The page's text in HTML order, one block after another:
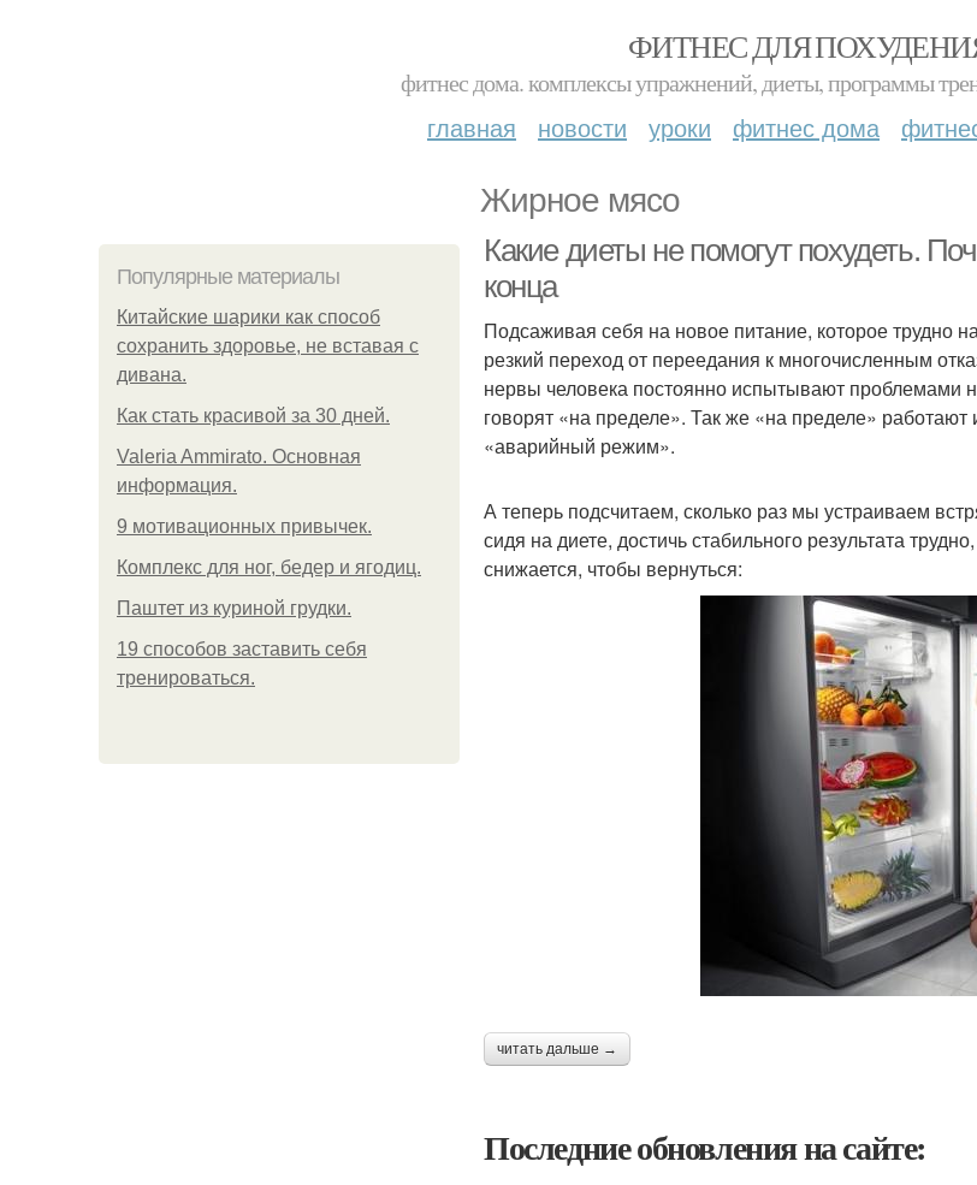
ФИТНЕС ДЛЯ
фитнес дома. комплексы упражнений, диеты, программы
главная новости уроки фитнес дома
Жирное мясо
Популярные материалы
Китайские шарики как способ
сохранить здоровье, не вставая с
дивана.
Как стать красивой за 30 дней.
Valeria Ammirato. Основная
информация.
9 мотивационных привычек.
Комплекс для ног, бедер и ягодиц.
Паштет из куриной грудки.
19 способов заставить себя
тренироваться.
Какие диеты не помогут похудеть.
конца
Подсаживая себя на новое питание, которое трудно
резкий переход от переедания к многочисленным
нервы человека постоянно испытывают проблемами
говорят «на пределе». Так же «на пределе»
«аварийный режим».
А теперь подсчитаем, сколько раз мы устраиваем
сидя на диете, достичь стабильного результата
снижается, чтобы вернуться:
читать дальше →
Последние обновления на сайте: